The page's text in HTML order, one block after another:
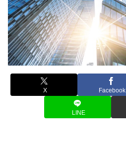
X Facebook
LINE